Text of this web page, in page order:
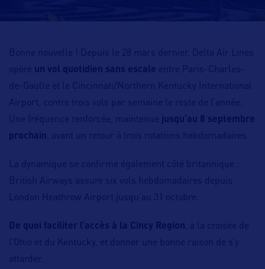
Bonne nouvelle ! Depuis le 28 mars dernier, Delta Air Lines
opère un vol quotidien sans escale entre Paris-Charles-
de-Gaulle et le Cincinnati/Northern Kentucky International
Airport, contre trois vols par semaine le reste de l’année.
Une fréquence renforcée, maintenue jusqu’au 8 septembre
prochain , avant un retour à trois rotations hebdomadaires.
La dynamique se confirme également côté britannique :
British Airways assure six vols hebdomadaires depuis
London Heathrow Airport jusqu’au 31 octobre.
De quoi faciliter l’accès à la Cincy Region , à la croisée de
l’Ohio et du Kentucky, et donner une bonne raison de s’y
attarder.